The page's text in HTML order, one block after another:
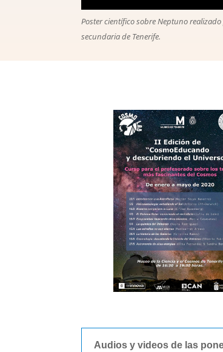
Poster científico sobre Neptuno
secundaria de Tenerife.
Audios y videos de las